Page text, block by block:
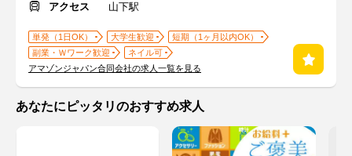
アクセス
山下駅
単発（1日OK） 大学生歓迎
短期（1ヶ月以内OK）
副業・Ｗワーク歓迎
ネイル可
アマゾンジャパン合同会社の求人一覧を見る
あなたにピッタリのおすすめ求人